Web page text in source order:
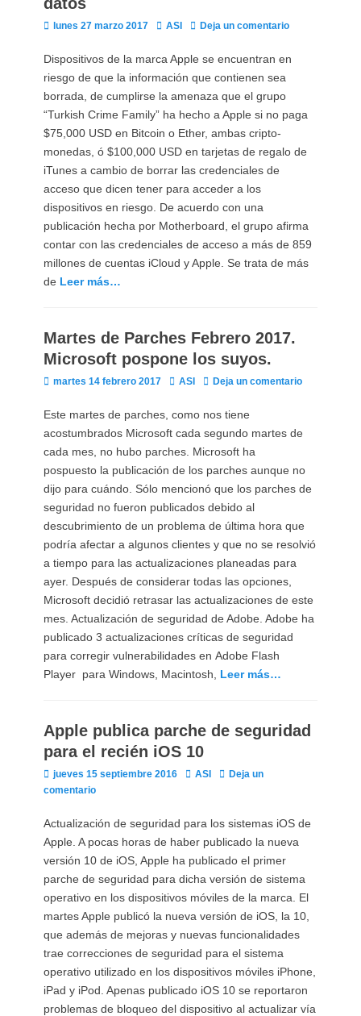
Publicado
lunes 27 marzo 2017 Autor
ASI Deja un comentario
Dispositivos de la marca Apple se encuentran en
riesgo de que la información que contienen sea
borrada, de cumplirse la amenaza que el grupo
“Turkish Crime Family” ha hecho a Apple si no paga
$75,000 USD en Bitcoin o Ether, ambas cripto-
monedas, ó $100,000 USD en tarjetas de regalo de
iTunes a cambio de borrar las credenciales de
acceso que dicen tener para acceder a los
dispositivos en riesgo. De acuerdo con una
publicación hecha por Motherboard, el grupo afirma
contar con las credenciales de acceso a más de 859
millones de cuentas iCloud y Apple. Se trata de más
de Leer más…
Martes de Parches Febrero 2017.
Microsoft pospone los suyos.
Publicado
martes 14 febrero 2017 Autor
ASI Deja un comentario
Este martes de parches, como nos tiene
acostumbrados Microsoft cada segundo martes de
cada mes, no hubo parches. Microsoft ha
pospuesto la publicación de los parches aunque no
dijo para cuándo. Sólo mencionó que los parches de
seguridad no fueron publicados debido al
descubrimiento de un problema de última hora que
podría afectar a algunos clientes y que no se resolvió
a tiempo para las actualizaciones planeadas para
ayer. Después de considerar todas las opciones,
Microsoft decidió retrasar las actualizaciones de este
mes. Actualización de seguridad de Adobe. Adobe ha
publicado 3 actualizaciones críticas de seguridad
para corregir vulnerabilidades en Adobe Flash
Player para Windows, Macintosh, Leer más…
Apple publica parche de seguridad
para el recién iOS 10
Publicado
el
jueves 15 septiembre 2016 Autor
ASI
Deja un
comentario
Actualización de seguridad para los sistemas iOS de
Apple. A pocas horas de haber publicado la nueva
versión 10 de iOS, Apple ha publicado el primer
parche de seguridad para dicha versión de sistema
operativo en los dispositivos móviles de la marca. El
martes Apple publicó la nueva versión de iOS, la 10,
que además de mejoras y nuevas funcionalidades
trae correcciones de seguridad para el sistema
operativo utilizado en los dispositivos móviles iPhone,
iPad y iPod. Apenas publicado iOS 10 se reportaron
problemas de bloqueo del dispositivo al actualizar vía